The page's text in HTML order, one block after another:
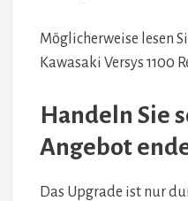
Möglicherweise lesen
Kawasaki Versys 1100
Handeln Sie
Angebot
Das Upgrade ist nur